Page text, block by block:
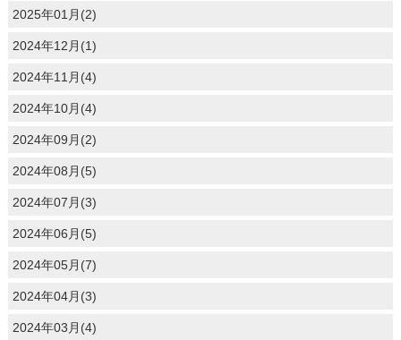
2025年01月(2)
2024年12月(1)
2024年11月(4)
2024年10月(4)
2024年09月(2)
2024年08月(5)
2024年07月(3)
2024年06月(5)
2024年05月(7)
2024年04月(3)
2024年03月(4)